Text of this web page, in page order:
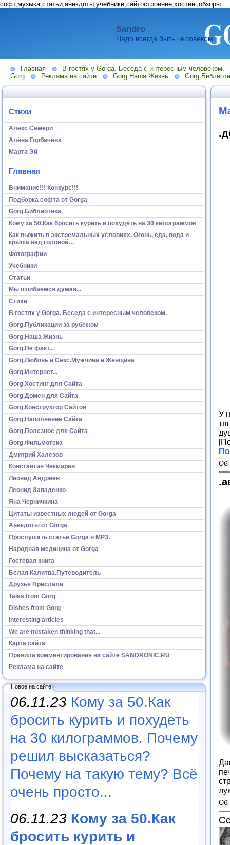
софт,музыка,статьи,анекдоты,учебники,сайтостроение,хостинг,обзоры
Sandro
Надо всегда быть человеком.
Главная
В гостях у Gorga. Беседа с интересным человеком.
Gorg
Реклама на сайте Gorg.Наша Жизнь
Стихи
Алекс Семери
Алёна Горбачёва
Марта Эй
Главная
Внимание!!! Конкурс!!!
Подборка софта от Gorga
Gorg.Библиотека.
Кому за 50.Как бросить курить и похудеть на 30 килограммов
Как выжить в экстремальных условиях. Огонь, еда, вода и
крыша над головой…
Фотографии
Учебники
Статьи
Мы ошибаемся думая...
Стихи
В гостях у Gorga. Беседа с интересным человеком.
Gorg.Публикации за рубежом
Gorg.Наша Жизнь
Gorg.Не факт...
Gorg.Любовь и Секс.Мужчина и Женщина
Gorg.Интернет...
Gorg.Хостинг для Сайта
Gorg.Домен для Сайта
Gorg.Конструктор Сайтов
Gorg.Наполнение Сайта
Gorg.Полезное для Сайта
Gorg.Фильмотека
Дмитрий Халезов
Константин Чекмарёв
Леонид Андреев
Леонид Западенко
Яна Черничкина
Цитаты известных людей от Gorga
Анекдоты от Gorga
Прослушать статьи Gorga в МР3.
Народная медицина от Gorga
Гостевая книга
Белая Калитва.Путеводитель
Друзья Прислали
Tales from Gorg
Dishes from Gorg
Interesting articles
We are mistaken thinking that...
Карта сайта
Правила комментирования на сайте SANDRONIC.RU
Реклама на сайте
Новое на сайте
06.11.23 Кому за 50.Как
бросить курить и похудеть
на 30 килограммов. Почему
решил высказаться?
Почему на такую тему? Всё
очень просто...
06.11.23 Кому за 50.Как
бросить курить и
У